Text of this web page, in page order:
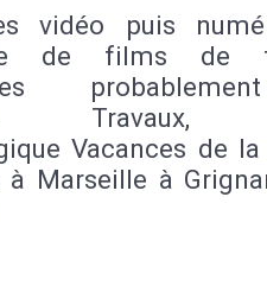
vidéo puis
de films de
Travaux,
Vacances de
à Marseille à